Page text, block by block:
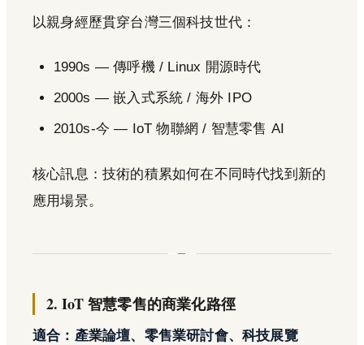
以親身經歷貫穿台灣三個科技世代：
1990s — 傳呼機 / Linux 開源時代
2000s — 嵌入式系統 / 海外 IPO
2010s-今 — IoT 物聯網 / 智慧零售 AI
核心訊息：技術的積累如何在不同時代找到新的
應用場景。
2. IoT 智慧零售的商業化路徑
適合：產業論壇、零售業研討會、科技展覽